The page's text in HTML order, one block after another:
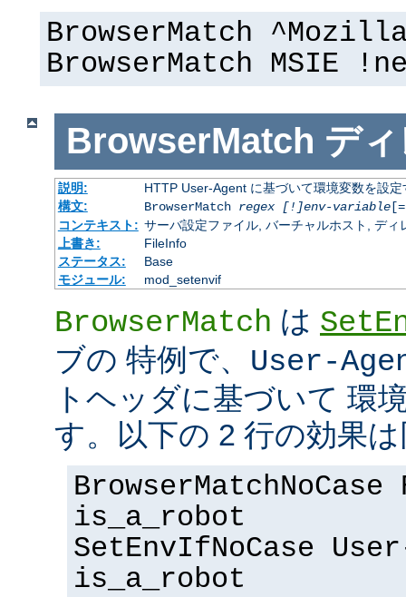
BrowserMatch
BrowserMatch MSIE
BrowserMatch デ
説明:
HTTP User-Agent に基づいて環境変数を設定
構文:
BrowserMatch regex [!]env-variable[=
コンテキスト: サーバ設定ファイル, バーチャルホスト, ディ
上書き:
FileInfo
ステータス:
Base
モジュール:
mod_setenvif
BrowserMatch は
ブの 特例で、 User-
トヘッダに基づいて 環
す。以下の 2 行の効果
BrowserMatchNoCase
is_a_robot
SetEnvIfNoCase
is_a_robot